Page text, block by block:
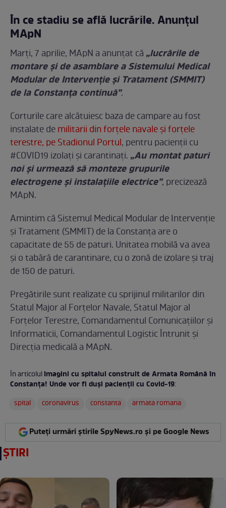
În ce stadiu se află lucrările. Anunțul
MApN
Marți, 7 aprilie, MApN a anunțat că „lucrările de
montare și de asamblare a Sistemului Medical
Modular de Intervenție și Tratament (SMMIT)
de la Constanța continuă”.
Corturile care alcătuiesc baza de campare au fost
instalate demilitarii din forțele navale și forțele
terestre, pe Stadionul Portul, pentru pacienții cu
#COVID19 izolați și carantinați. „Au montat paturi
noi și urmează să monteze grupurile
electrogene și instalațiile electrice”, precizează
MApN.
Amintim că Sistemul Medical Modular de Intervenție
și Tratament (SMMIT) de la Constanța are o
capacitate de 55 de paturi. Unitatea mobilă va avea
și o tabără de carantinare, cu o zonă de izolare și traj
de 150 de paturi.
Pregătirile sunt realizate cu sprijinul militarilor din
Statul Major al Forţelor Navale, Statul Major al
Forţelor Terestre, Comandamentul Comunicaţiilor şi
Informaticii, Comandamentul Logistic Întrunit şi
Direcţia medicală a MApN.
În articolulImagini cu spitalul construit de Armata Română în
Constanța! Unde vor fi duși pacienții cu Covid-19:
spital
coronavirus constanta armata romana
Puteți urmări știrile SpyNews.ro și pe Google News
ȘTIRI